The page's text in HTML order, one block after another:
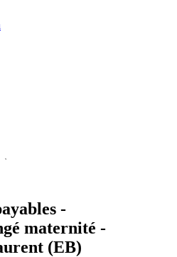
-
maternité -
(EB)